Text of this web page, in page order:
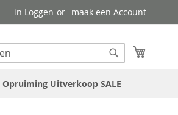
in Loggen maak een Account
Opruiming Uitverkoop SALE